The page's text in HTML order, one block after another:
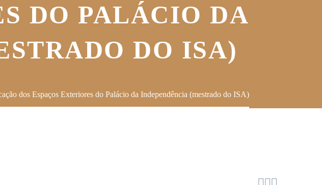
DO PALÁCIO DA
DO ISA)
dos Espaços Exteriores do Palácio da Independência (mestrado do ISA)